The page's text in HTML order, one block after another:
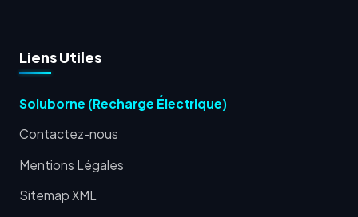
Liens Utiles
Soluborne (Recharge Électrique)
Contactez-nous
Mentions Légales
Sitemap XML